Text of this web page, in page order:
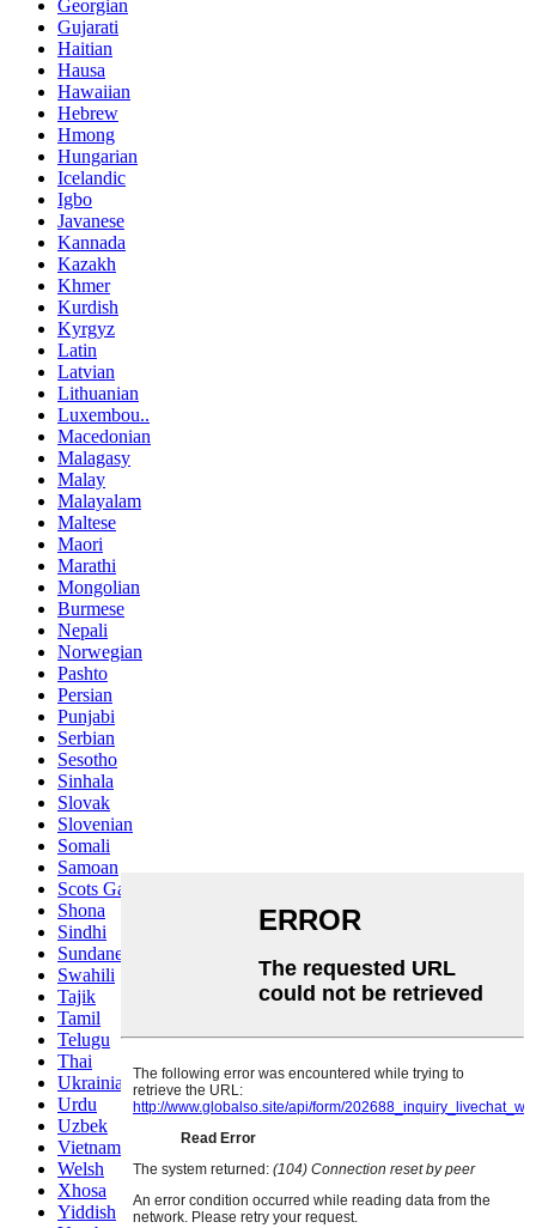
Georgian
Gujarati
Haitian
Hausa
Hawaiian
Hebrew
Hmong
Hungarian
Icelandic
Igbo
Javanese
Kannada
Kazakh
Khmer
Kurdish
Kyrgyz
Latin
Latvian
Lithuanian
Luxembou..
Macedonian
Malagasy
Malay
Malayalam
Maltese
Maori
Marathi
Mongolian
Burmese
Nepali
Norwegian
Pashto
Persian
Punjabi
Serbian
Sesotho
Sinhala
Slovak
Slovenian
Somali
Samoan
Scots Gaelic
Shona
Sindhi
Sundanese
Swahili
Tajik
Tamil
Telugu
Thai
Ukrainian
Urdu
Uzbek
Vietnamese
Welsh
Xhosa
Yiddish